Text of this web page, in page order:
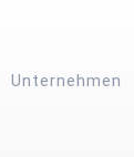
Unternehmen